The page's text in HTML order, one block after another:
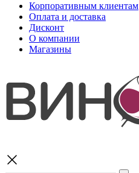
Корпоративным клиентам
Оплата и доставка
Дисконт
О компании
Магазины